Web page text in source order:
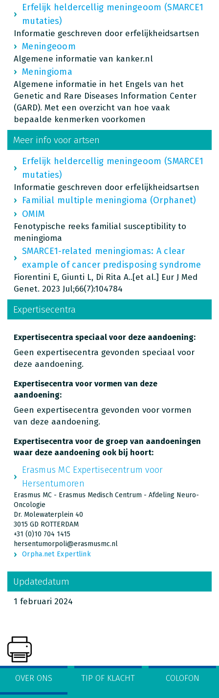
Erfelijk heldercellig meningeoom (SMARCE1
mutaties)
Informatie geschreven door erfelijkheidsartsen
Meningeoom
Algemene informatie van kanker.nl
Meningioma
Algemene informatie in het Engels van het
Genetic and Rare Diseases Information Center
(GARD). Met een overzicht van hoe vaak
bepaalde kenmerken voorkomen
Meer info voor artsen
Erfelijk heldercellig meningeoom (SMARCE1
mutaties)
Informatie geschreven door erfelijkheidsartsen
Familial multiple meningioma (Orphanet)
OMIM
Fenotypische reeks familial susceptibility to
meningioma
SMARCE1-related meningiomas: A clear
example of cancer predisposing syndrome
Fiorentini E, Giunti L, Di Rita A..[et al.] Eur J Med
Genet. 2023 Jul;66(7):104784
Expertisecentra
Expertisecentra speciaal voor deze aandoening:
Geen expertisecentra gevonden speciaal voor
deze aandoening.
Expertisecentra voor vormen van deze
aandoening:
Geen expertisecentra gevonden voor vormen
van deze aandoening.
Expertisecentra voor de groep van aandoeningen
waar deze aandoening ook bij hoort:
Erasmus MC Expertisecentrum voor
Hersentumoren
Erasmus MC - Erasmus Medisch Centrum - Afdeling Neuro-
Oncologie
Dr. Molewaterplein 40
3015 GD ROTTERDAM
+31 (0)10 704 1415
hersentumorpoli@erasmusmc.nl
Orpha.net Expertlink
Updatedatum
1 februari 2024
OVER ONS TIP OF KLACHT COLOFON